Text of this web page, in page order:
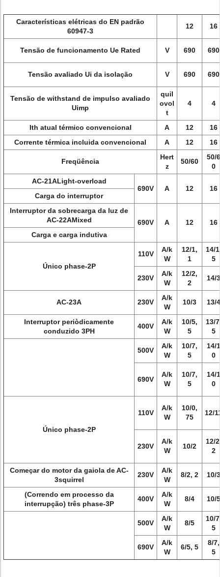
Características elétricas do EN padrão
60947-3
12 16
Tensão de funcionamento Ue Rated V 690 690
Tensão avaliado Ui da isolação V 690 690
Tensão de withstand de impulso avaliado
Uimp
quil
ovol
t
4 4
Ith atual térmico convencional A 12
16
Corrente térmica incluida convencional
A 12 16
Freqüência
Hert
z
50/60
50/6
0
AC-21ALight-overload
690V
A 12
16
Carga do interruptor
Interruptor da sobrecarga da luz de
AC-22AMixed
690V A 12
16
Carga e carga indutiva
Único phase-2P
110V
A/k
W
12/1,
1
14/
5
230V
A/k
W
12/2,
2
14/3
AC-23A 230V
A/k
W
10/3 13/4
Interruptor periòdicamente
conduzido 3PH
400V
A/k
W
10/5,
5
13/
5
500V
A/k
W
10/7,
5
14/1
0
690V
A/k
W
10/7,
5
14/1
0
Único phase-2P
110V
A/k
W
10/0,
75
12/
230V
A/k
W
10/2
12/
2
Começar do motor da gaiola de AC-
3squirrel
230V
A/k
W
8/2, 2 10/3
(Correndo em processo da
interrupção) três phase-3P
400V
A/k
W
8/4 10/5
500V
A/k
W
8/5
10/
5
690V
A/k
W
6/5, 5
8/7,
5